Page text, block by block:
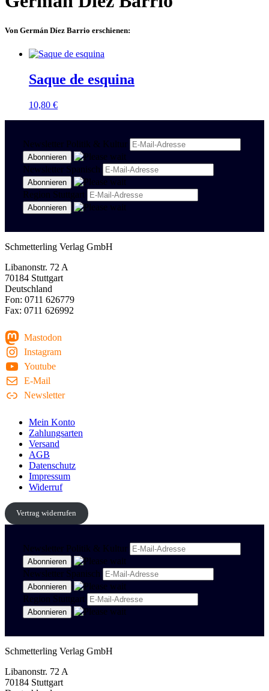
Von Germán Díez Barrio erschienen:
Saque de esquina
10,80 €
Newsletter Politik & Kultur
Newsletter Spanisch
Region Stuttgart
Schmetterling Verlag GmbH
Libanonstr. 72 A
70184 Stuttgart
Deutschland
Fon: 0711 626779
Fax: 0711 626992
Mastodon
Instagram
Youtube
E-Mail
Newsletter
Mein Konto
Zahlungsarten
Versand
AGB
Datenschutz
Impressum
Widerruf
Vertrag widerrufen
Newsletter Politik & Kultur
Newsletter Spanisch
Region Stuttgart
Schmetterling Verlag GmbH
Libanonstr. 72 A
70184 Stuttgart